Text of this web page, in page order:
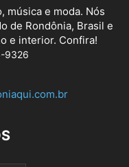
música e moda. Nós
de Rondônia, Brasil e
e interior. Confira!
9326